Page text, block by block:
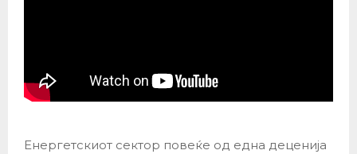
Енергетскиот сектор повеќе од една деценија